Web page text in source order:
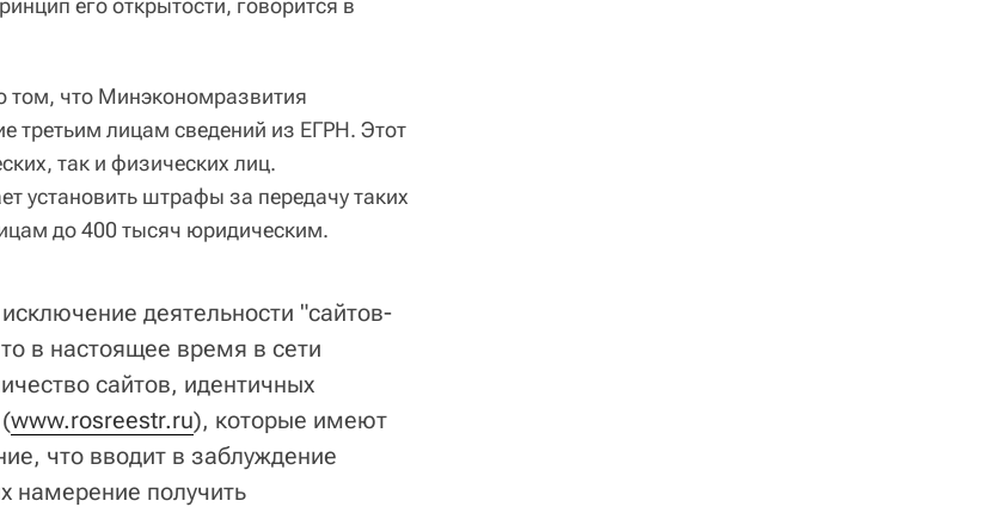
его открытости, говорится в
том, что Минэкономразвития
третьим лицам сведений из ЕГРН. Этот
так и физических лиц.
установить штрафы за передачу таких
до 400 тысяч юридическим.
деятельности "сайтов-
в настоящее время в сети
сайтов, идентичных
www.rosreestr.ru), которые имеют
что вводит в заблуждение
намерение получить